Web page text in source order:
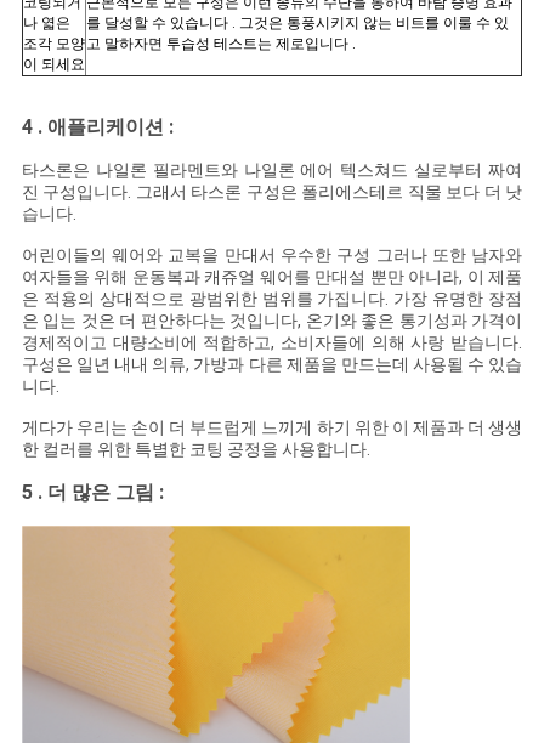
나 엷은
조각 모양
이 되세요
를 달성할 수 있습니다 . 그것은 통풍시키지 않는 비트를 이룰 수 있
고 말하자면 투습성 테스트는 제로입니다 .
4 . 애플리케이션 :
타스론은 나일론 필라멘트와 나일론 에어 텍스쳐드 실로부터 짜여
진 구성입니다. 그래서 타스론 구성은 폴리에스테르 직물 보다 더 낫
습니다.
어린이들의 웨어와 교복을 만대서 우수한 구성 그러나 또한 남자와
여자들을 위해 운동복과 캐쥬얼 웨어를 만대설 뿐만 아니라, 이 제품
은 적용의 상대적으로 광범위한 범위를 가집니다. 가장 유명한 장점
은 입는 것은 더 편안하다는 것입니다, 온기와 좋은 통기성과 가격이
경제적이고 대량소비에 적합하고, 소비자들에 의해 사랑 받습니다.
구성은 일년 내내 의류, 가방과 다른 제품을 만드는데 사용될 수 있습
니다.
게다가 우리는 손이 더 부드럽게 느끼게 하기 위한 이 제품과 더 생생
한 컬러를 위한 특별한 코팅 공정을 사용합니다.
5 . 더 많은 그림 :